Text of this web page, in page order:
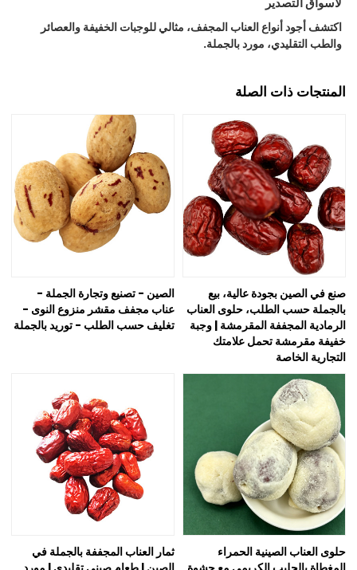
اكتشف أجود أنواع العناب المجفف، مثالي للوجبات الخفيفة والعصائر
والطب التقليدي، مورد بالجملة.
المنتجات ذات الصلة
صنع في الصين بجودة عالية، بيع
بالجملة حسب الطلب، حلوى العناب
الرمادية المجففة المقرمشة | وجبة
خفيفة مقرمشة تحمل علامتك
التجارية الخاصة
الصين - تصنيع وتجارة الجملة -
عناب مجفف مقشر منزوع النوى -
تغليف حسب الطلب - توريد بالجملة
حلوى العناب الصينية الحمراء
ثمار العناب المجففة بالجملة في